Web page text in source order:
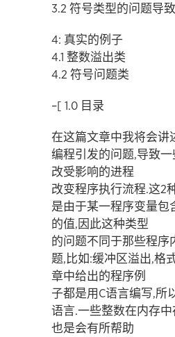
3.2 符号类型的问题导
4: 真实的例子
4.1 整数溢出类
4.2 符号问题类
–[ 1.0 目录
在这篇文章中我将会讲
编程引发的问题,导致
改受影响的进程
改变程序执行流程.这2
是由于某一程序变量包
的值,因此这种类型
的问题不同于那些程序
题,比如:缓冲区溢出,格
章中给出的程序例
子都是用C语言编写,所
语言.一些整数在内存
也是会有所帮助